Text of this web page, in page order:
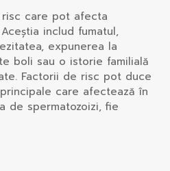
care pot afecta
includ fumatul,
expunerea la
boli sau o istorie familială
Factorii de risc pot duce
care afectează în
de spermatozoizi, fie